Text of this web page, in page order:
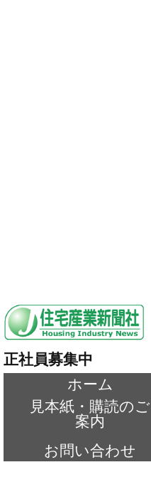
正社員募集中
ホーム
見本紙・購読のご
案内
お問い合わせ